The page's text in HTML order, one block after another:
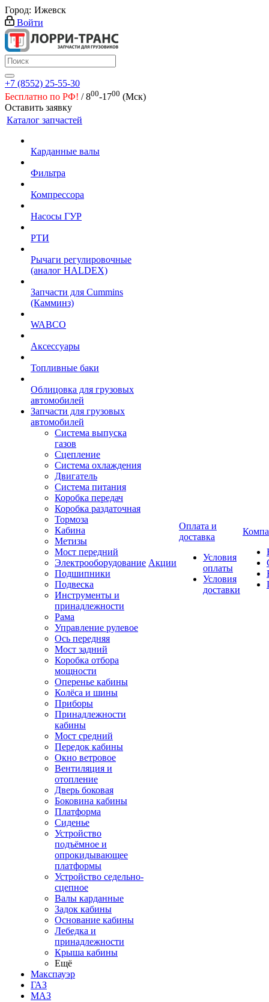
Город: Ижевск
Войти
+7 (8552) 25-55-30
Бесплатно по РФ! / 800-1700 (Мск)
Оставить заявку
Каталог запчастей
Карданные валы
Фильтра
Компрессора
Насосы ГУР
РТИ
Рычаги регулировочные
(аналог HALDEX)
Запчасти для Cummins
(Камминз)
WABCO
Аксессуары
Топливные баки
Облицовка для грузовых
автомобилей
Запчасти для грузовых
автомобилей
Система выпуска
газов
Сцепление
Система охлаждения
Двигатель
Система питания
Коробка передач
Коробка раздаточная
Тормоза
Кабина
Метизы
Мост передний
Электрооборудование
Подшипники
Подвеска
Инструменты и
принадлежности
Рама
Управление рулевое
Ось передняя
Мост задний
Коробка отбора
мощности
Оперенье кабины
Колёса и шины
Приборы
Принадлежности
кабины
Мост средний
Передок кабины
Окно ветровое
Вентиляция и
отопление
Дверь боковая
Боковина кабины
Платформа
Сиденье
Устройство
подъёмное и
опрокидывающее
платформы
Устройство седельно-
сцепное
Валы карданные
Задок кабины
Основание кабины
Лебедка и
принадлежности
Крыша кабины
Ещё
Макспауэр
ГАЗ
МАЗ
Акции
Оплата и
доставка
Условия
оплаты
Условия
доставки